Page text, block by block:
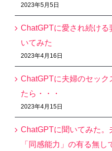
2023年5月5日
ChatGPTに愛され続ける
いてみた
2023年4月16日
ChatGPTに夫婦のセッ
たら・・・
2023年4月15日
ChatGPTに聞いてみた。
「同感能力」の有る無し